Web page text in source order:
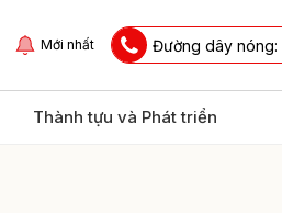
Mới nhất Đường dây nóng:
Thành tựu và Phát triển